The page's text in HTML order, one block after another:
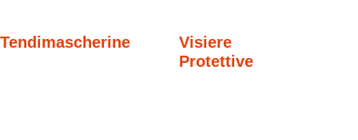
Tendimascherine
Visiere
Protettive